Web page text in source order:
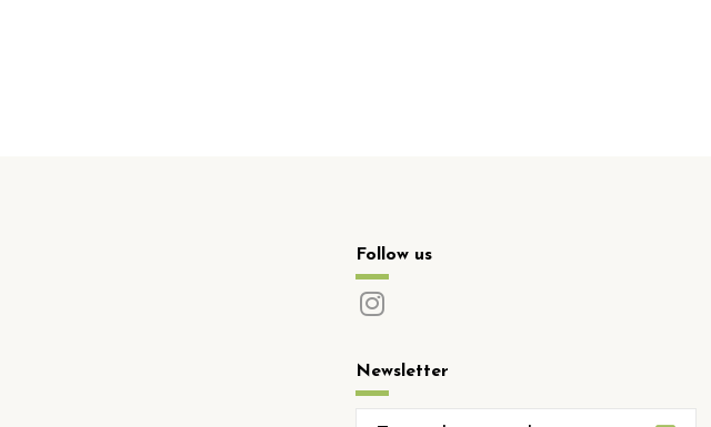
Follow us
Newsletter